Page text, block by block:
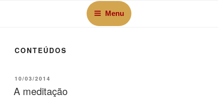
Menu
CONTEÚDOS
10/03/2014
A meditação